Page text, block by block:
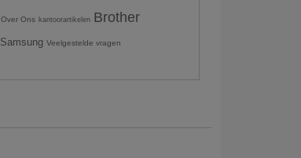
Over Ons kantoorartikelen Brother
Samsung Veelgestelde vragen